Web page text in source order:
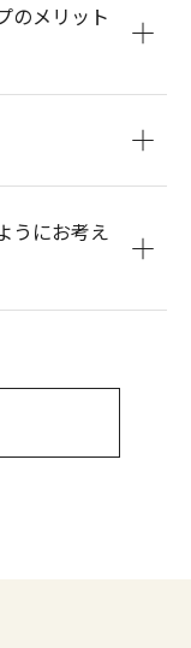
のメリット
うにお考え